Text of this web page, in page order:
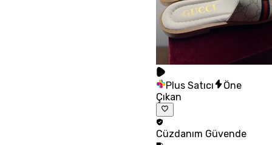
Plus Satıcı
Öne
Çıkan
Cüzdanım Güvende